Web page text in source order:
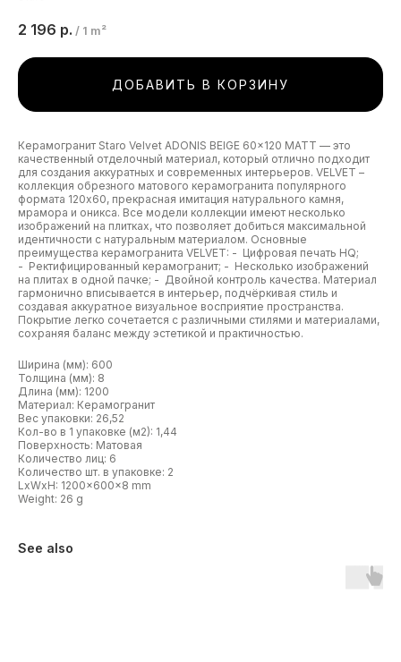
2 196 р. / 1 m²
ДОБАВИТЬ В КОРЗИНУ
Керамогранит Staro Velvet ADONIS BEIGE 60x120 MATT — это
качественный отделочный материал, который отлично подходит
для создания аккуратных и современных интерьеров. VELVET –
коллекция обрезного матового керамогранита популярного
формата 120х60, прекрасная имитация натурального камня,
мрамора и оникса. Все модели коллекции имеют несколько
изображений на плитках, что позволяет добиться максимальной
идентичности с натуральным материалом. Основные
преимущества керамогранита VELVET: - Цифровая печать HQ;
- Ректифицированный керамогранит; - Несколько изображений
на плитах в одной пачке; - Двойной контроль качества. Материал
гармонично вписывается в интерьер, подчёркивая стиль и
создавая аккуратное визуальное восприятие пространства.
Покрытие легко сочетается с различными стилями и материалами,
сохраняя баланс между эстетикой и практичностью.
Ширина (мм): 600
Толщина (мм): 8
Длина (мм): 1200
Материал: Керамогранит
Вес упаковки: 26,52
Кол-во в 1 упаковке (м2): 1,44
Поверхность: Матовая
Количество лиц: 6
Количество шт. в упаковке: 2
LxWxH: 1200x600x8 mm
Weight: 26 g
See also